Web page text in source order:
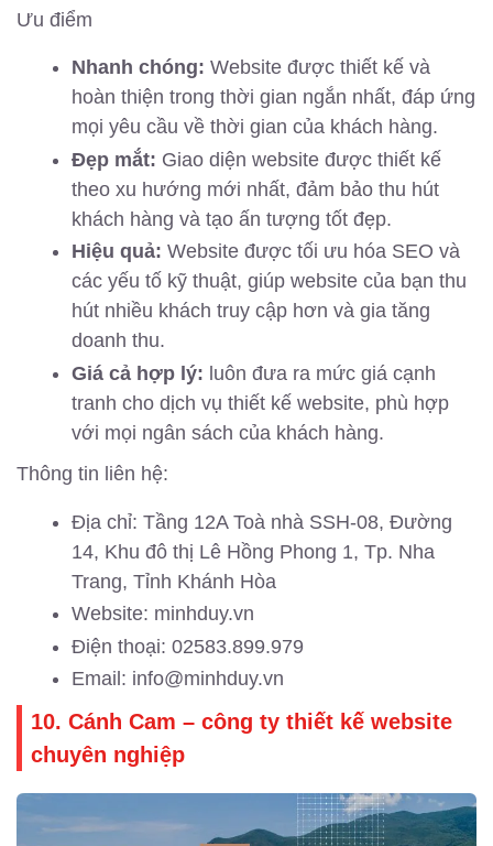
Ưu điểm
Nhanh chóng: Website được thiết kế và
hoàn thiện trong thời gian ngắn nhất, đáp ứng
mọi yêu cầu về thời gian của khách hàng.
Đẹp mắt: Giao diện website được thiết kế
theo xu hướng mới nhất, đảm bảo thu hút
khách hàng và tạo ấn tượng tốt đẹp.
Hiệu quả: Website được tối ưu hóa SEO và
các yếu tố kỹ thuật, giúp website của bạn thu
hút nhiều khách truy cập hơn và gia tăng
doanh thu.
Giá cả hợp lý: luôn đưa ra mức giá cạnh
tranh cho dịch vụ thiết kế website, phù hợp
với mọi ngân sách của khách hàng.
Thông tin liên hệ:
Địa chỉ: Tầng 12A Toà nhà SSH-08, Đường
14, Khu đô thị Lê Hồng Phong 1, Tp. Nha
Trang, Tỉnh Khánh Hòa
Website: minhduy.vn
Điện thoại: 02583.899.979
Email: info@minhduy.vn
10. Cánh Cam – công ty thiết kế website
chuyên nghiệp